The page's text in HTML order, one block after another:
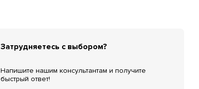
Затрудняетесь с выбором?
Напишите нашим консультантам и получите
быстрый ответ!